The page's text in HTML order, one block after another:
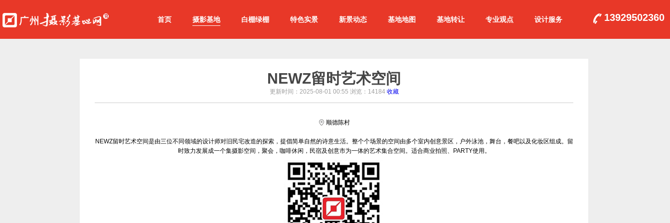
首页 摄影基地 白棚绿棚 特色实景 新景动态 基地地图 基地转让 专业观点 设计服务 13929502360
NEWZ留时艺术空间
更新时间：2025-08-01 00:55 浏览： 14184 收藏
顺德陈村
NEWZ留时艺术空间是由三位不同领域的设计师对旧民宅改造的探索，提倡简单自然的诗意生活。整个个场景的空间由多个室内创意景区，户外泳池，舞台，餐吧以及化妆区组成。留
时致力发展成一个集摄影空间，聚会，咖啡休闲，民宿及创意市为一体的艺术集合空间。适合商业拍照、PARTY使用。